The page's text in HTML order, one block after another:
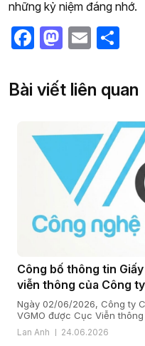
những kỷ niệm đáng nhớ.
Facebook
Email
Bài viết liên quan
Công bố thông tin
viễn thông của Công
tuyến VGMO
Ngày 02/06/2026, Công ty
VGMO được Cục Viễn
Giấy phép kinh doanh dịch
hiện quy định tại khoản 6
Lan Anh 24.06.2026